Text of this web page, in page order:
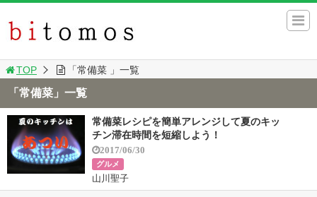
TOP 「常備菜 」一覧
「常備菜」一覧
常備菜レシピを簡単アレンジして夏のキッ
チン滞在時間を短縮しよう！
2017/06/30
グルメ
山川聖子